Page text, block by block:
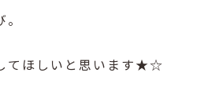
てほしいと思います★☆